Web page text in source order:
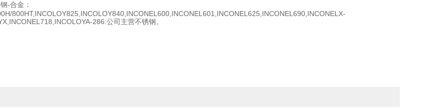
合金：
800HT,INCOLOY825,INCOLOY840,INCONEL600,INCONEL601,INCONEL625,INCONEL690,INCONELX-
286:公司主营不锈钢。